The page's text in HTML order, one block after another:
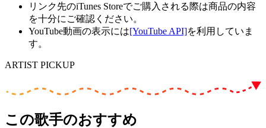
リンク先のiTunes Storeでご購入される際は商品の内容
を十分にご確認ください。
YouTube動画の表示には[YouTube API]を利用していま
す。
ARTIST PICKUP
この歌手のおすすめ